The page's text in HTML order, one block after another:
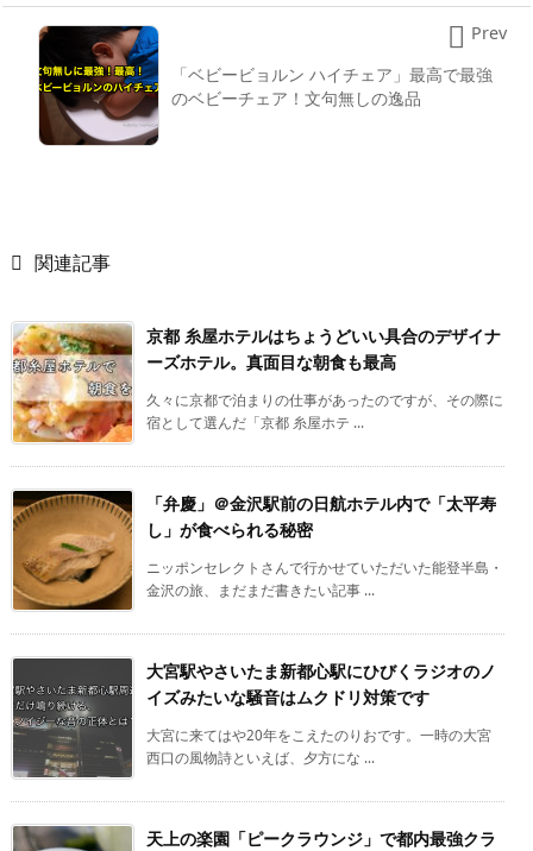
「ベビービョルン ハイチェア」最高で最強
のベビーチェア！文句無しの逸品
 Prev
 関連記事
京都 糸屋ホテルはちょうどいい具合のデザイナ
ーズホテル。真面目な朝食も最高
久々に京都で泊まりの仕事があったのですが、その際に
宿として選んだ「京都 糸屋ホテ ...
「弁慶」＠金沢駅前の日航ホテル内で「太平寿
し」が食べられる秘密
ニッポンセレクトさんで行かせていただいた能登半島・
金沢の旅、まだまだ書きたい記事 ...
大宮駅やさいたま新都心駅にひびくラジオのノ
イズみたいな騒音はムクドリ対策です
大宮に来てはや20年をこえたのりおです。一時の大宮
西口の風物詩といえば、夕方にな ...
天上の楽園「ピークラウンジ」で都内最強クラ